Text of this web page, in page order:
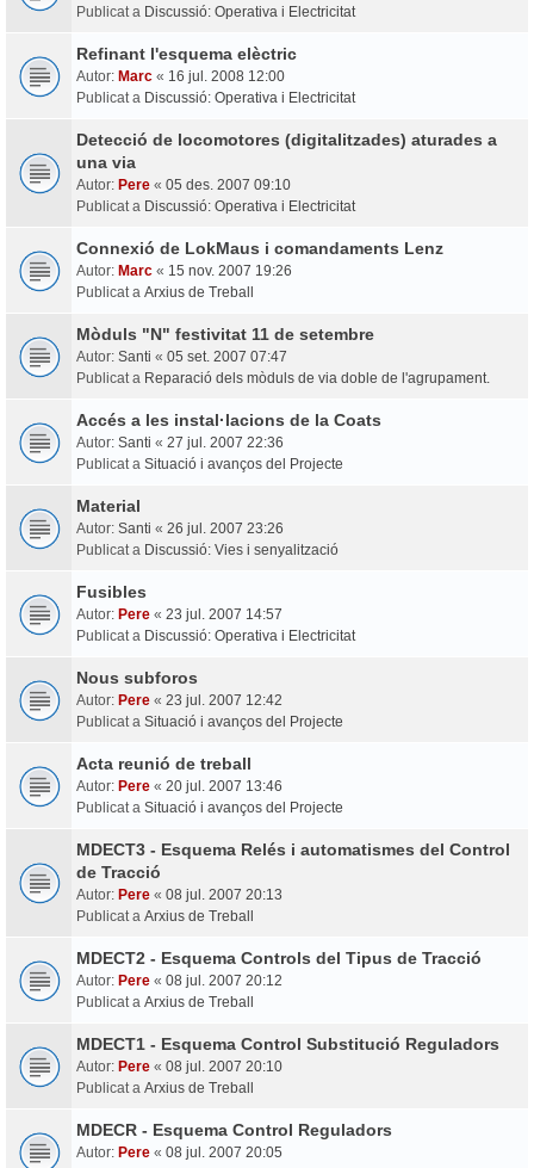
Publicat a Discussió: Operativa i Electricitat
Refinant l'esquema elèctric
Autor: Marc « 16 jul. 2008 12:00
Publicat a Discussió: Operativa i Electricitat
Detecció de locomotores (digitalitzades) aturades a
una via
Autor: Pere « 05 des. 2007 09:10
Publicat a Discussió: Operativa i Electricitat
Connexió de LokMaus i comandaments Lenz
Autor: Marc « 15 nov. 2007 19:26
Publicat a Arxius de Treball
Mòduls "N" festivitat 11 de setembre
Autor: Santi « 05 set. 2007 07:47
Publicat a Reparació dels mòduls de via doble de l'agrupament.
Accés a les instal·lacions de la Coats
Autor: Santi « 27 jul. 2007 22:36
Publicat a Situació i avanços del Projecte
Material
Autor: Santi « 26 jul. 2007 23:26
Publicat a Discussió: Vies i senyalització
Fusibles
Autor: Pere « 23 jul. 2007 14:57
Publicat a Discussió: Operativa i Electricitat
Nous subforos
Autor: Pere « 23 jul. 2007 12:42
Publicat a Situació i avanços del Projecte
Acta reunió de treball
Autor: Pere « 20 jul. 2007 13:46
Publicat a Situació i avanços del Projecte
MDECT3 - Esquema Relés i automatismes del Control
de Tracció
Autor: Pere « 08 jul. 2007 20:13
Publicat a Arxius de Treball
MDECT2 - Esquema Controls del Tipus de Tracció
Autor: Pere « 08 jul. 2007 20:12
Publicat a Arxius de Treball
MDECT1 - Esquema Control Substitució Reguladors
Autor: Pere « 08 jul. 2007 20:10
Publicat a Arxius de Treball
MDECR - Esquema Control Reguladors
Autor: Pere « 08 jul. 2007 20:05